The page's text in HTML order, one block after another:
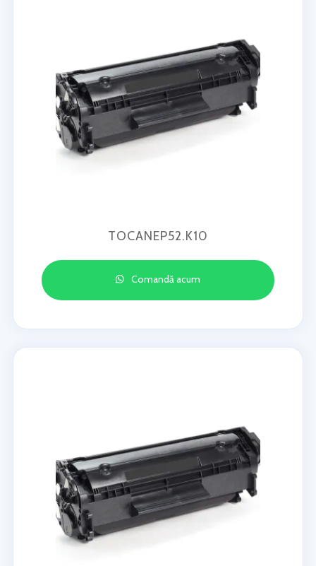
TOCANEP52.K10
Comandă acum